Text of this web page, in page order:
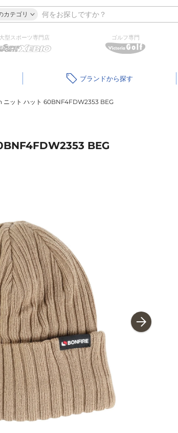
カテゴリ
大型スポーツ専門店 ゴルフ専門
ブランド
ニット ハット 60BNF4FDW2353 BEG
BEG